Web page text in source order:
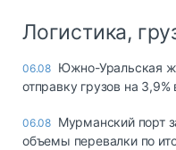
Логистика,
06.08 Южно-Уральская
отправку грузов на
06.08 Мурманский порт
объемы перевалки по